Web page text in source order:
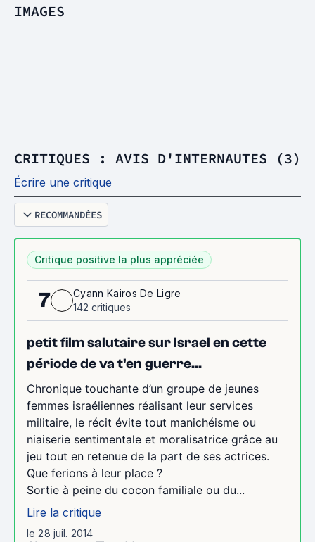
IMAGES
CRITIQUES : AVIS D'INTERNAUTES (3)
Écrire une critique
RECOMMANDÉES
Critique positive la plus appréciée
7
Cyann Kairos De Ligre
142 critiques
petit film salutaire sur Israel en cette
période de va t'en guerre...
Chronique touchante d’un groupe de jeunes
femmes israéliennes réalisant leur services
militaire, le récit évite tout manichéisme ou
niaiserie sentimentale et moralisatrice grâce au
jeu tout en retenue de la part de ses actrices.
Que ferions à leur place ?
Sortie à peine du cocon familiale ou du...
Lire la critique
le 28 juil. 2014